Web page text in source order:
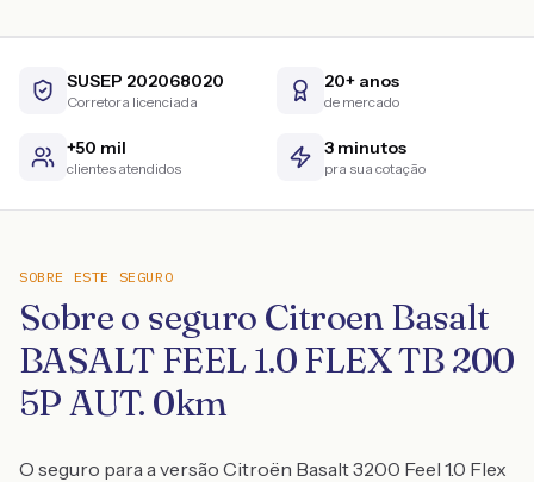
SUSEP 202068020
Corretora licenciada
20+ anos
de mercado
+50 mil
clientes atendidos
3 minutos
pra sua cotação
SOBRE ESTE SEGURO
Sobre o seguro Citroen Basalt
BASALT FEEL 1.0 FLEX TB 200
5P AUT. 0km
O seguro para a versão Citroën Basalt 3200 Feel 1.0 Flex